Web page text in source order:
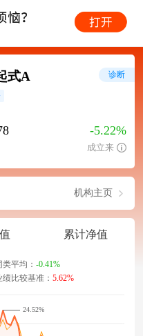
式A
-5.22%
成立来
诊断
机构主页
累计净值
类平均： -0.41%
绩比较基准： 5.62%
24.52%